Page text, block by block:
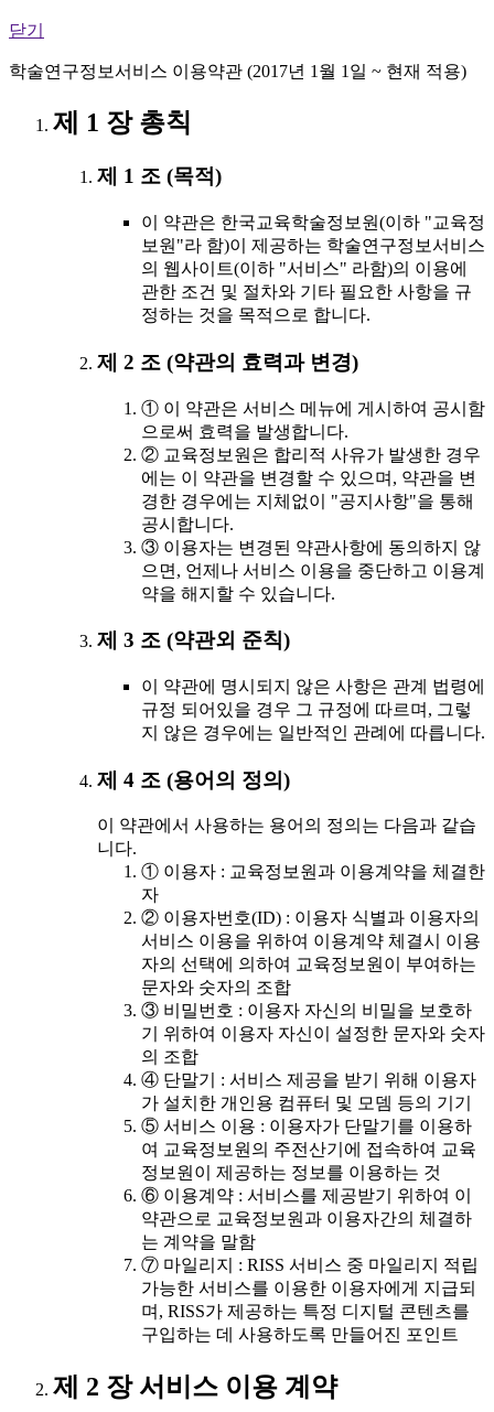
닫기
학술연구정보서비스 이용약관 (2017년 1월 1일 ~ 현재 적용)
제 1 장 총칙
제 1 조 (목적)
이 약관은 한국교육학술정보원(이하 "교육정
보원"라 함)이 제공하는 학술연구정보서비스
의 웹사이트(이하 "서비스" 라함)의 이용에
관한 조건 및 절차와 기타 필요한 사항을 규
정하는 것을 목적으로 합니다.
제 2 조 (약관의 효력과 변경)
① 이 약관은 서비스 메뉴에 게시하여 공시함
으로써 효력을 발생합니다.
② 교육정보원은 합리적 사유가 발생한 경우
에는 이 약관을 변경할 수 있으며, 약관을 변
경한 경우에는 지체없이 "공지사항"을 통해
공시합니다.
③ 이용자는 변경된 약관사항에 동의하지 않
으면, 언제나 서비스 이용을 중단하고 이용계
약을 해지할 수 있습니다.
제 3 조 (약관외 준칙)
이 약관에 명시되지 않은 사항은 관계 법령에
규정 되어있을 경우 그 규정에 따르며, 그렇
지 않은 경우에는 일반적인 관례에 따릅니다.
제 4 조 (용어의 정의)
이 약관에서 사용하는 용어의 정의는 다음과 같습
니다.
① 이용자 : 교육정보원과 이용계약을 체결한
자
② 이용자번호(ID) : 이용자 식별과 이용자의
서비스 이용을 위하여 이용계약 체결시 이용
자의 선택에 의하여 교육정보원이 부여하는
문자와 숫자의 조합
③ 비밀번호 : 이용자 자신의 비밀을 보호하
기 위하여 이용자 자신이 설정한 문자와 숫자
의 조합
④ 단말기 : 서비스 제공을 받기 위해 이용자
가 설치한 개인용 컴퓨터 및 모뎀 등의 기기
⑤ 서비스 이용 : 이용자가 단말기를 이용하
여 교육정보원의 주전산기에 접속하여 교육
정보원이 제공하는 정보를 이용하는 것
⑥ 이용계약 : 서비스를 제공받기 위하여 이
약관으로 교육정보원과 이용자간의 체결하
는 계약을 말함
⑦ 마일리지 : RISS 서비스 중 마일리지 적립
가능한 서비스를 이용한 이용자에게 지급되
며, RISS가 제공하는 특정 디지털 콘텐츠를
구입하는 데 사용하도록 만들어진 포인트
제 2 장 서비스 이용 계약